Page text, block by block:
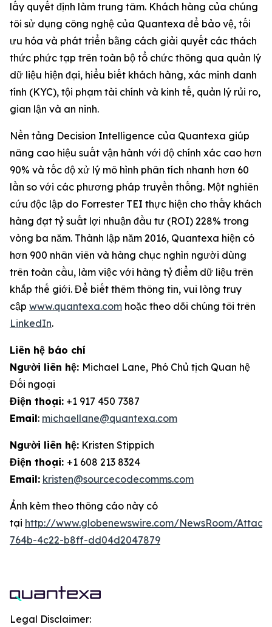
lấy quyết định làm trung tâm. Khách hàng của chúng
tôi sử dụng công nghệ của Quantexa để bảo vệ, tối
ưu hóa và phát triển bằng cách giải quyết các thách
thức phức tạp trên toàn bộ tổ chức thông qua quản lý
dữ liệu hiện đại, hiểu biết khách hàng, xác minh danh
tính (KYC), tội phạm tài chính và kinh tế, quản lý rủi ro,
gian lận và an ninh.
Nền tảng Decision Intelligence của Quantexa giúp
nâng cao hiệu suất vận hành với độ chính xác cao hơn
90% và tốc độ xử lý mô hình phân tích nhanh hơn 60
lần so với các phương pháp truyền thống. Một nghiên
cứu độc lập do Forrester TEI thực hiện cho thấy khách
hàng đạt tỷ suất lợi nhuận đầu tư (ROI) 228% trong
vòng ba năm. Thành lập năm 2016, Quantexa hiện có
hơn 900 nhân viên và hàng chục nghìn người dùng
trên toàn cầu, làm việc với hàng tỷ điểm dữ liệu trên
khắp thế giới. Để biết thêm thông tin, vui lòng truy
cập www.quantexa.com hoặc theo dõi chúng tôi trên
LinkedIn.
Liên hệ báo chí
Người liên hệ: Michael Lane, Phó Chủ tịch Quan hệ
Đối ngoại
Điện thoại: +1 917 450 7387
Email: michaellane@quantexa.com
Người liên hệ: Kristen Stippich
Điện thoại: +1 608 213 8324
Email: kristen@sourcecodecomms.com
Ảnh kèm theo thông cáo này có
tại http://www.globenewswire.com/NewsRoom/
764b-4c22-b8ff-dd04d2047879
Legal Disclaimer: